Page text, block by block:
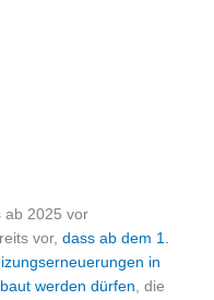
ab 2025 vor
vor,dass ab dem 1.
in
werden dürfen , die